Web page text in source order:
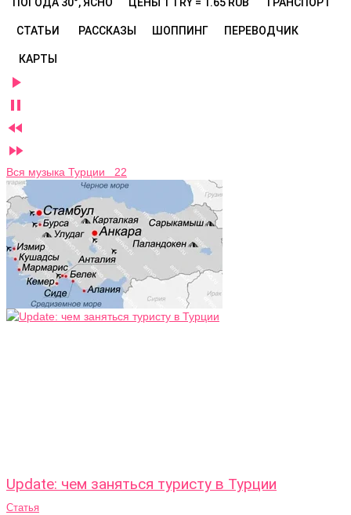
СТАТЬИ РАССКАЗЫ ШОППИНГ ПЕРЕВОДЧИК
КАРТЫ




Вся музыка Турции 22
Update: чем заняться туристу в Турции
Статья